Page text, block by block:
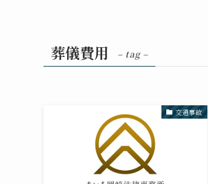
葬儀費用 – tag –
交通事故